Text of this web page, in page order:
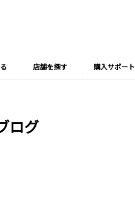
店舗を探す 購入サポート
ログ